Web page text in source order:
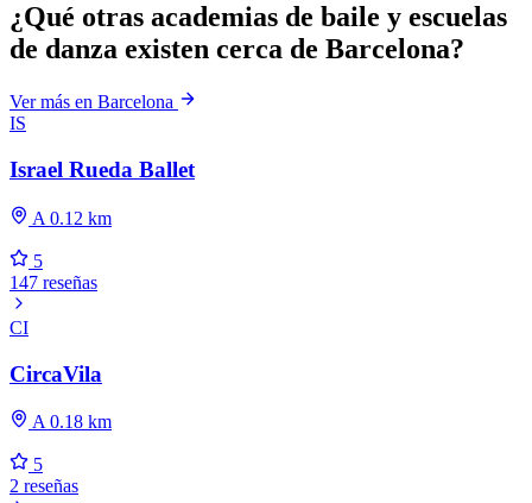
¿Qué otras academias de baile y escuelas
de danza existen cerca de Barcelona?
Ver más en Barcelona
IS
Israel Rueda Ballet
A 0.12 km
5
147 reseñas
CI
CircaVila
A 0.18 km
5
2 reseñas